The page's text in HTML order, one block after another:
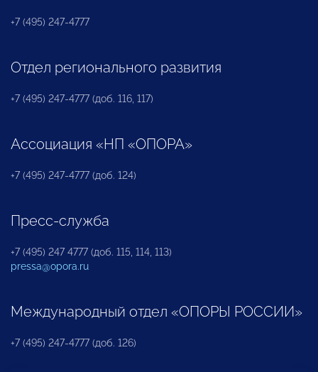
+7 (495) 247-4777
Отдел регионального развития
+7 (495) 247-4777 (доб. 116, 117)
Ассоциация «НП «ОПОРА»
+7 (495) 247-4777 (доб. 124)
Пресс-служба
+7 (495) 247 4777 (доб. 115, 114, 113)
pressa@opora.ru
Международный отдел «ОПОРЫ РОССИИ»
+7 (495) 247-4777 (доб. 126)